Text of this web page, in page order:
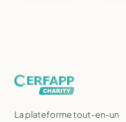
La plateforme tout-en-un